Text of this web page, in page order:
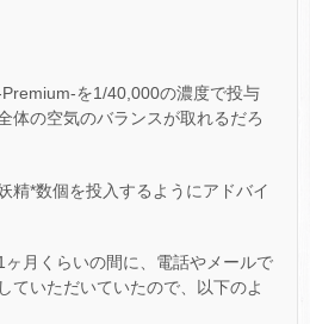
を1/40,000の濃度で投与
体の空気のバランスが取れるだろ
精*数個を投入するようにアドバイ
月くらいの間に、電話やメールで
ていただいていたので、以下のよ